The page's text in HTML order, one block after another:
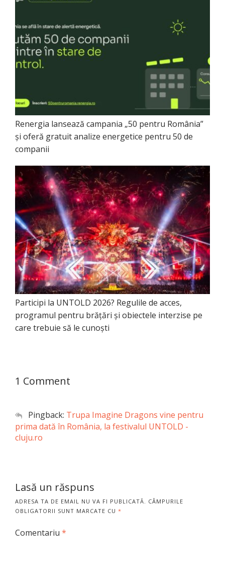
Renergia lansează campania „50 pentru România”
și oferă gratuit analize energetice pentru 50 de
companii
Participi la UNTOLD 2026? Regulile de acces,
programul pentru brățări și obiectele interzise pe
care trebuie să le cunoști
1 Comment
Pingback: Trupa Imagine Dragons vine pentru
prima dată în România, la festivalul UNTOLD -
cluju.ro
Lasă un răspuns
ADRESA TA DE EMAIL NU VA FI PUBLICATĂ.
CÂMPURILE
OBLIGATORII SUNT MARCATE CU *
Comentariu *